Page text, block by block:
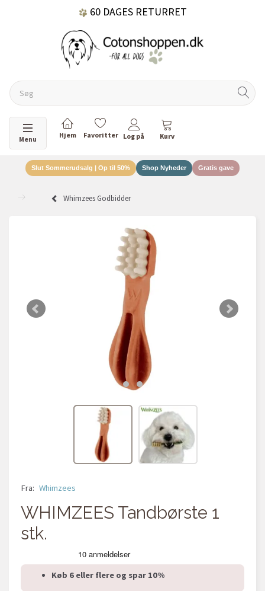
60 DAGES RETURRET
DANSKEJET VIRKSOMHED
Skifte navigation
Menu
Slut Sommerudsalg | Op til 50% Shop Nyheder Gratis gave
Whimzees Godbidder
Fra: Whimzees
WHIMZEES Tandbørste 1
stk.
Køb 6 eller flere og spar 10%